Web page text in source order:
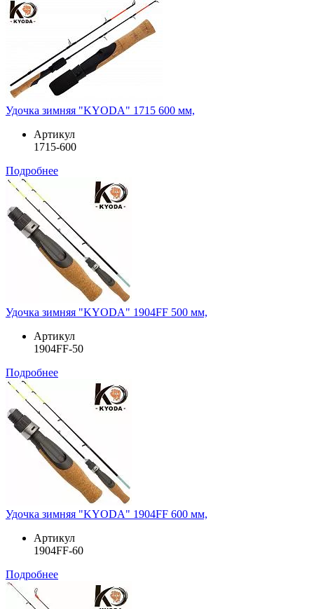
Удочка зимняя "KYODA" 1715 600 мм,
Артикул
1715-600
Подробнее
Удочка зимняя "KYODA" 1904FF 500 мм,
Артикул
1904FF-50
Подробнее
Удочка зимняя "KYODA" 1904FF 600 мм,
Артикул
1904FF-60
Подробнее